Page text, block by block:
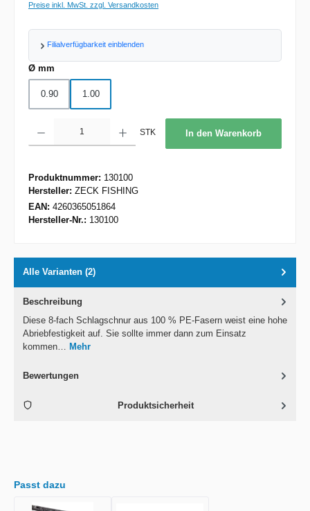
Preise inkl. MwSt. zzgl. Versandkosten
Filialverfügbarkeit einblenden
Ø mm
0.90 1.00
STK In den Warenkorb
Produktnummer: 130100
Hersteller: ZECK FISHING
EAN: 4260365051864
Hersteller-Nr.: 130100
Alle Varianten (2)
Beschreibung
Diese 8-fach Schlagschnur aus 100 % PE-Fasern weist eine hohe
Abriebfestigkeit auf. Sie sollte immer dann zum Einsatz
kommen… Mehr
Bewertungen
Produktsicherheit
Passt dazu